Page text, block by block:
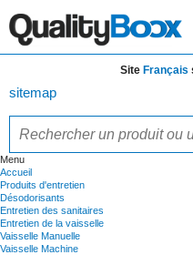
SiteFrançais
sitemap
Menu
Accueil
Produits d'entretien
Désodorisants
Entretien des sanitaires
Entretien de la vaisselle
Vaisselle Manuelle
Vaisselle Machine